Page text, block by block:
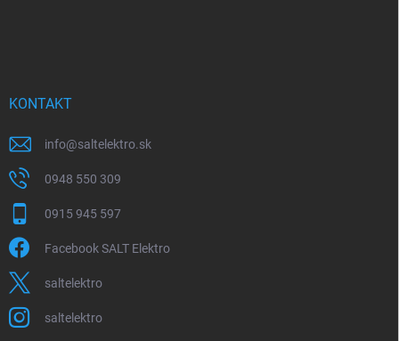
KONTAKT
info@saltelektro.sk
0948 550 309
0915 945 597
Facebook SALT Elektro
saltelektro
saltelektro